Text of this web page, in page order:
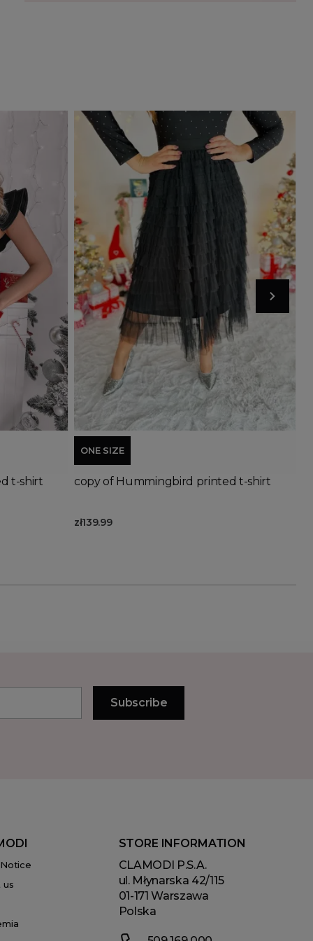
Add to basket
t-shirt
ONE SIZE
copy of Hummingbird printed t-shirt
zł139.99
us
STORE INFORMATION
CLAMODI P.S.A.
ul. Młynarska 42/115
01-171 Warszawa
Polska